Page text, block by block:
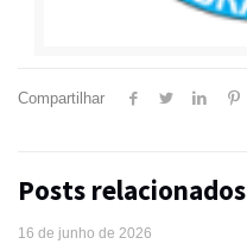
Compartilhar
Posts relacionados
16 de junho de 2026